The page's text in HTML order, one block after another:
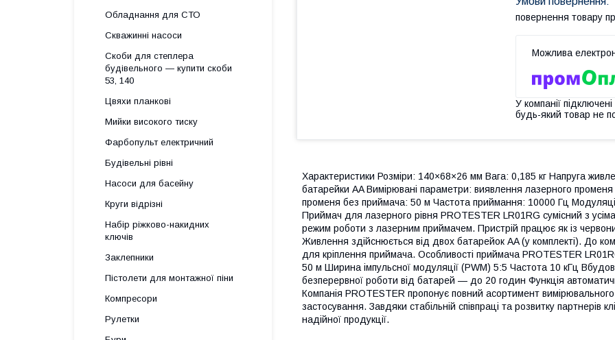
повернення товару
У компанії
будь-який товар не
Характеристики Розміри: 140×68×26 мм Вага: 0,185 кг Напруга
батарейки AA Вимірювані параметри: виявлення лазерного
променя без приймача: 50 м Частота приймання: 10000 Гц
Приймач для лазерного рівня PROTESTER LR01RG сумісний з
режим роботи з лазерним приймачем. Пристрій працює як із
Живлення здійснюється від двох батарейок AA (у комплекті). До
для кріплення приймача. Особливості приймача PROTESTER
50 м Ширина імпульсної модуляції (PWM) 5:5 Частота 10 кГц
безперервної роботи від батарей — до 20 годин Функція
Компанія PROTESTER пропонує повний асортимент
застосування. Завдяки стабільній співпраці та розвитку партнерів
надійної продукції.
Обладнання для СТО
Скважинні насоси
Скоби для степлера
будівельного — купити скоби
53, 140
Цвяхи планкові
Мийки високого тиску
Фарбопульт електричний
Будівельні рівні
Насоси для басейну
Круги відрізні
Набір ріжково-накидних
ключів
Заклепники
Пістолети для монтажної піни
Компресори
Рулетки